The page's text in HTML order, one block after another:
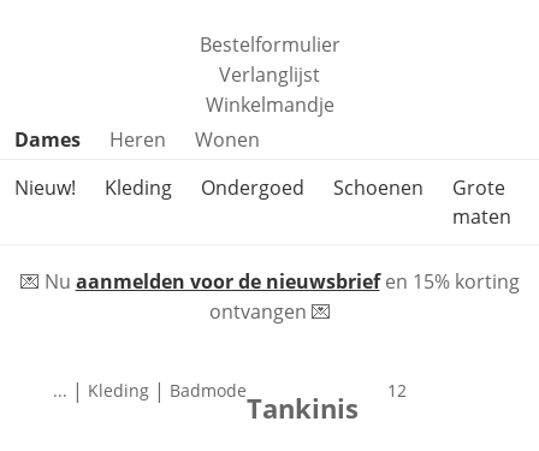
Bestelformulier
Verlanglijst
Winkelmandje
Productcategorieën overslaan
Dames Heren
Wonen
Nieuw!
Kleding Ondergoed Schoenen
Grote
maten
💌 Nu aanmelden voor de nieuwsbriefen 15% korting
ontvangen 💌
... | Kleding | BadmodeTankinis producten
12